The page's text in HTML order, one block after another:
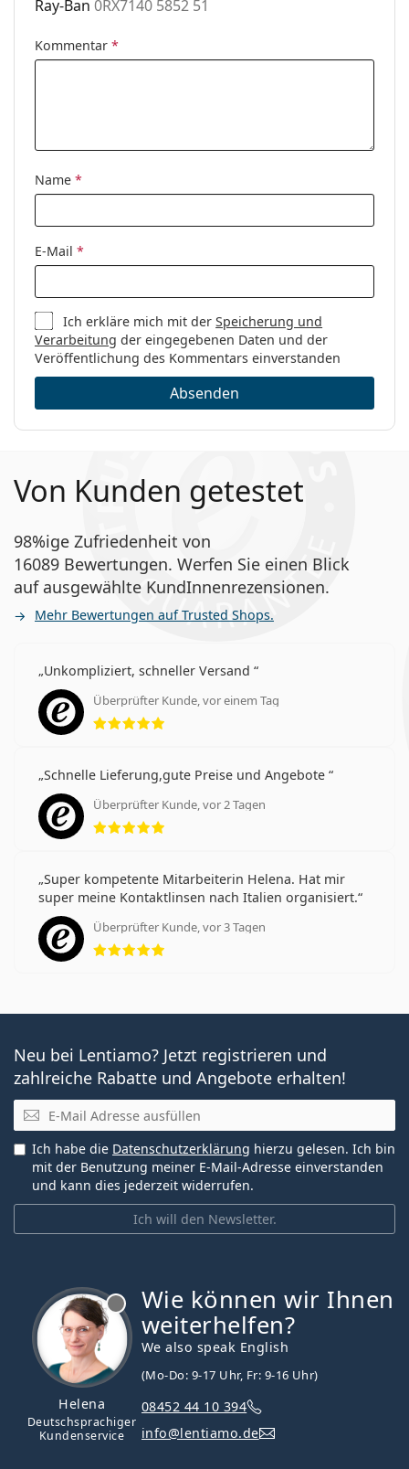
Es ist ein Medizinprodukt. Lesen Sie vor dem Gebrauch
die Anleitung.
Weiteres
Marke:
Ray-Ban
Code:
Ray-Ban 0RX7140 5852 51
Kommentar *
Name *
E-Mail *
Ich erkläre mich mit derSpeicherung und
Verarbeitung der eingegebenen Daten und der
Veröffentlichung des Kommentars einverstanden
Absenden
Von Kunden getestet
98%ige Zufriedenheit von
16089 Bewertungen. Werfen Sie einen Blick
auf ausgewählte KundInnenrezensionen.
Mehr Bewertungen auf Trusted Shops.
Unkompliziert, schneller Versand
Überprüfter Kunde, vor einem Tag
Bewertung 5 aus 5
Schnelle Lieferung,gute Preise und Angebote
Überprüfter Kunde, vor 2 Tagen
Bewertung 5 aus 5
Super kompetente Mitarbeiterin Helena. Hat mir
super meine Kontaktlinsen nach Italien organisiert.
Überprüfter Kunde, vor 3 Tagen
Bewertung 5 aus 5
Neu bei Lentiamo? Jetzt registrieren und
zahlreiche Rabatte und Angebote erhalten!
E-Mail
Ich will den Newsletter.
Ich habe die Datenschutzerklärung hierzu gelesen. Ich bin
mit der Benutzung meiner E-Mail-Adresse einverstanden
und kann dies jederzeit widerrufen.
Helena
Deutschsprachiger
Kundenservice
Wie können wir Ihnen
weiterhelfen?
We also speak English
(Mo-Do: 9-17 Uhr, Fr: 9-16 Uhr)
08452 44 10 394
info@lentiamo.de